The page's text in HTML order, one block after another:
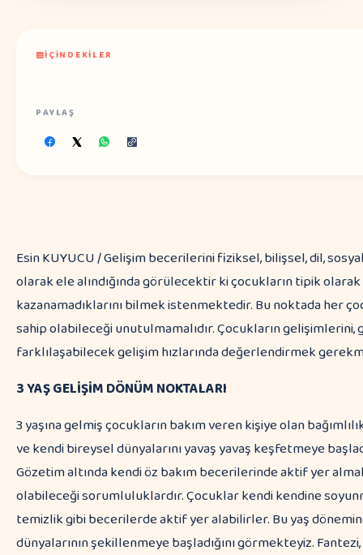
İÇINDEKILER
PAYLAŞ
Esin KUYUCU / Gelişim becerilerini fiziksel, bilişsel, dil,
olarak ele alındığında görülecektir ki çocukların tipik
kazanamadıklarını bilmek istenmektedir. Bu noktada her
sahip olabileceği unutulmamalıdır. Çocukların gelişimlerini,
farklılaşabilecek gelişim hızlarında değerlendirmek
3 YAŞ GELİŞİM DÖNÜM NOKTALARI
3 yaşına gelmiş çocukların bakım veren kişiye olan
ve kendi bireysel dünyalarını yavaş yavaş keşfetmeye
Gözetim altında kendi öz bakım becerilerinde aktif yer
olabileceği sorumluluklardır. Çocuklar kendi kendine
temizlik gibi becerilerde aktif yer alabilirler. Bu yaş
dünyalarının şekillenmeye başladığını görmekteyiz.